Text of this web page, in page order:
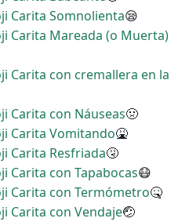
Carita Somnolienta😪
Carita Mareada (o Muerta)
Carita con cremallera en la
Carita con Náuseas🤢
Carita Vomitando🤮
Carita Resfriada🤧
Carita con Tapabocas😷
Carita con Termómetro🤒
Carita con Vendaje🤕